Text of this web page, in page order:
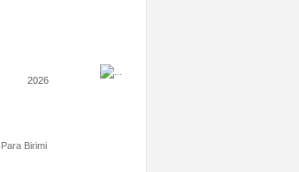
2026
Para Birimi